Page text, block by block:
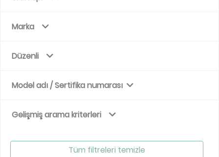
Marka
Düzenli
Model adı / Sertifika numarası
Gelişmiş arama kriterleri
Tüm filtreleri temizle